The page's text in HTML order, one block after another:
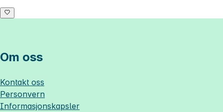
Om oss
Kontakt oss
Personvern
Informasjonskapsler